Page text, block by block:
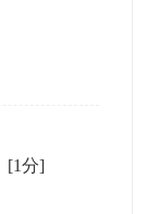
[1分]